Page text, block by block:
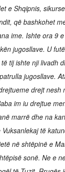
e Shqipnis,
që bashkohet
ime. Ishte ora 9
jugosllave. U
tij ishte nji livadh
jugosllave.
drejt nesh
im iu drejtue
marrë dhe na
të
në shtëpinë e
sonë. Ne e